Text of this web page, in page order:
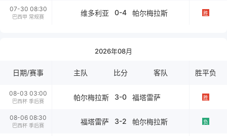
07-30 08:30
巴西甲 常规赛 维多利亚 0-4 帕尔梅拉斯 胜
2026年08月
日期/赛事 主队 比分 客队 胜平负
08-03 03:00
巴西杯 季后赛 帕尔梅拉斯 3-0 福塔雷萨 胜
08-06 08:30
巴西杯 季后赛 福塔雷萨 3-2 帕尔梅拉斯 负